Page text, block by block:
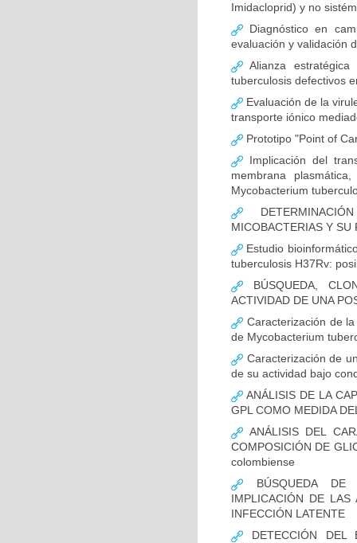
Imidacloprid) y no
Diagnóstico en
evaluación y validación
Alianza
tuberculosis defectivos
Evaluación de la
transporte iónico
Prototipo "Point of
Implicación del
membrana
Mycobacterium
MICOBACTERIAS Y SU
Estudio
tuberculosis H37Rv:
BÚSQUEDA,
ACTIVIDAD DE UNA
Caracterización de
de Mycobacterium
Caracterización de
de su actividad bajo
ANÁLISIS DE LA
GPL COMO MEDIDA
ANÁLISIS DEL
COMPOSICIÓN DE
colombiense
BÚSQUEDA DE
IMPLICACIÓN DE LAS
INFECCIÓN LATENTE
DETECCIÓN DEL